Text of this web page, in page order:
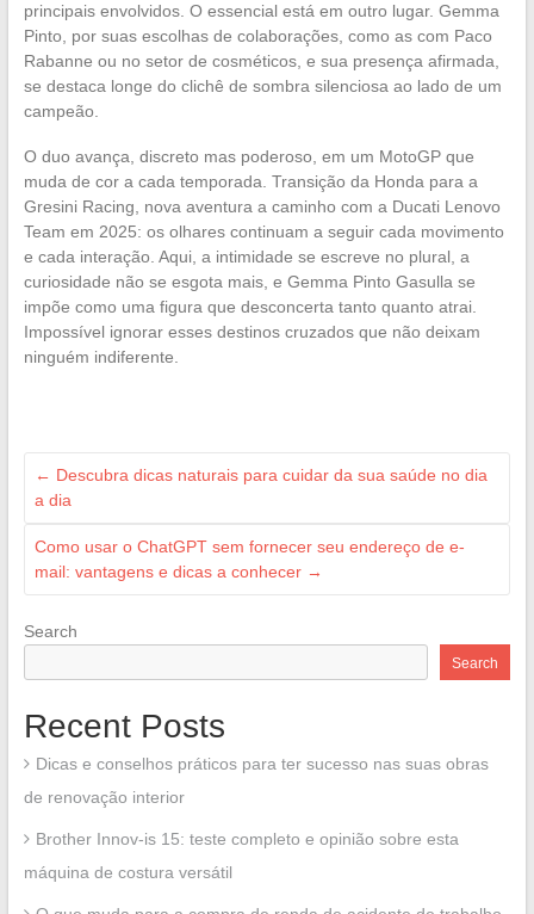
principais envolvidos. O essencial está em outro lugar. Gemma
Pinto, por suas escolhas de colaborações, como as com Paco
Rabanne ou no setor de cosméticos, e sua presença afirmada,
se destaca longe do clichê de sombra silenciosa ao lado de um
campeão.
O duo avança, discreto mas poderoso, em um MotoGP que
muda de cor a cada temporada. Transição da Honda para a
Gresini Racing, nova aventura a caminho com a Ducati Lenovo
Team em 2025: os olhares continuam a seguir cada movimento
e cada interação. Aqui, a intimidade se escreve no plural, a
curiosidade não se esgota mais, e Gemma Pinto Gasulla se
impõe como uma figura que desconcerta tanto quanto atrai.
Impossível ignorar esses destinos cruzados que não deixam
ninguém indiferente.
← Descubra dicas naturais para cuidar da sua saúde no dia
a dia
Como usar o ChatGPT sem fornecer seu endereço de e-
mail: vantagens e dicas a conhecer →
Search
Search
Recent Posts
Dicas e conselhos práticos para ter sucesso nas suas obras
de renovação interior
Brother Innov-is 15: teste completo e opinião sobre esta
máquina de costura versátil